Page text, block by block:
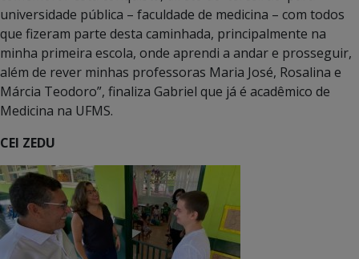
universidade pública – faculdade de medicina – com todos
que fizeram parte desta caminhada, principalmente na
minha primeira escola, onde aprendi a andar e prosseguir,
além de rever minhas professoras Maria José, Rosalina e
Márcia Teodoro”, finaliza Gabriel que já é acadêmico de
Medicina na UFMS.
CEI ZEDU